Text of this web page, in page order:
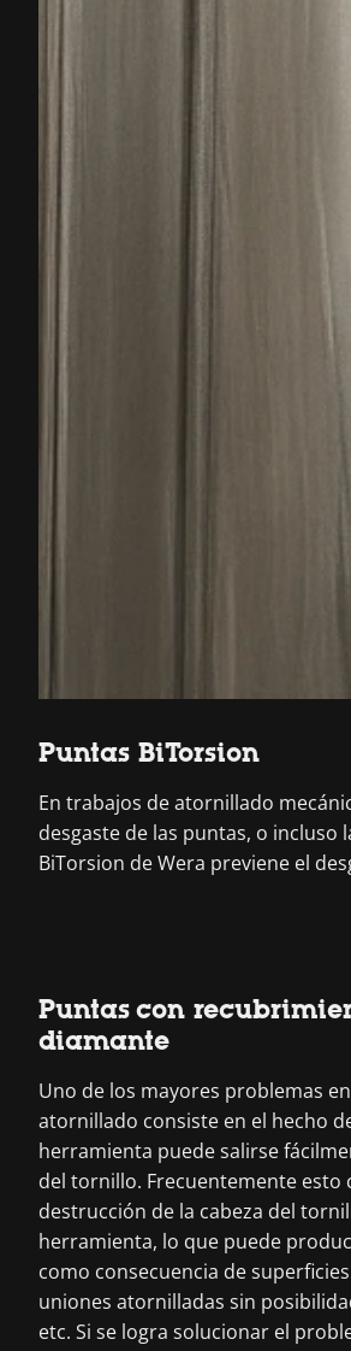
Puntas BiTorsion
En trabajos de atornillado
desgaste de las puntas, o
BiTorsion de Wera previene el
Puntas con
diamante
Uno de los mayores problemas
atornillado consiste en el hecho
herramienta puede salirse
del tornillo. Frecuentemente esto
destrucción de la cabeza del
herramienta, lo que puede
como consecuencia de
uniones atornilladas sin
etc. Si se logra solucionar el